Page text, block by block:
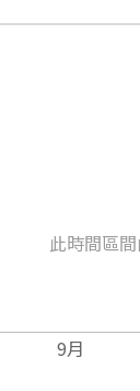
此時間區
9月